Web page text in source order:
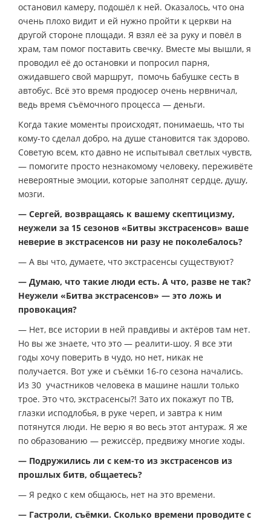
остановил камеру, подошёл к ней. Оказалось, что она
очень плохо видит и ей нужно пройти к церкви на
другой стороне площади. Я взял её за руку и повёл в
храм, там помог поставить свечку. Вместе мы вышли, я
проводил её до остановки и попросил парня,
ожидавшего свой маршрут, помочь бабушке сесть в
автобус. Всё это время продюсер очень нервничал,
ведь время съёмочного процесса — деньги.
Когда такие моменты происходят, понимаешь, что ты
кому-то сделал добро, на душе становится так здорово.
Советую всем, кто давно не испытывал светлых чувств,
— помогите просто незнакомому человеку, переживёте
невероятные эмоции, которые заполнят сердце, душу,
мозги.
— Сергей, возвращаясь к вашему скептицизму,
неужели за 15 сезонов «Битвы экстрасенсов» ваше
неверие в экстрасенсов ни разу не поколебалось?
— А вы что, думаете, что экстрасенсы существуют?
— Думаю, что такие люди есть. А что, разве не так?
Неужели «Битва экстрасенсов» — это ложь и
провокация?
— Нет, все истории в ней правдивы и актёров там нет.
Но вы же знаете, что это — реалити-шоу. Я все эти
годы хочу поверить в чудо, но нет, никак не
получается. Вот уже и съёмки 16-го сезона начались.
Из 30 участников человека в машине нашли только
трое. Это что, экстрасенсы?! Зато их покажут по ТВ,
глазки исподлобья, в руке череп, и завтра к ним
потянутся люди. Не верю я во весь этот антураж. Я же
по образованию — режиссёр, предвижу многие ходы.
— Подружились ли с кем-то из экстрасенсов из
прошлых битв, общаетесь?
— Я редко с кем общаюсь, нет на это времени.
— Гастроли, съёмки. Сколько времени проводите с